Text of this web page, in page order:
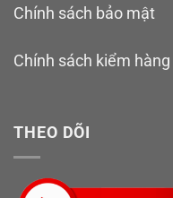
Chính sách bảo mật
Chính sách kiểm hàng
THEO DÕI